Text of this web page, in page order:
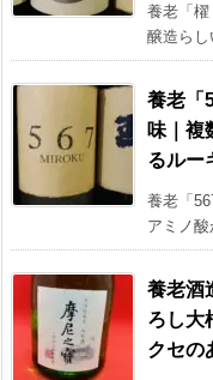
養老「
醸造らし
養老「
味｜複
るルー
養老「
アミノ酸
養老酒
ろし大
クセの